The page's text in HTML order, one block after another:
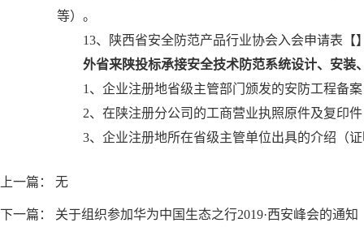
等）。
13、陕西省安全防范产品行业协会入会申请表【
外省来陕投标承接安全技术防范系统设计、安
1、企业注册地省级主管部门颁发的安防工程备
2、在陕注册分公司的工商营业执照原件及复印
3、企业注册地所在省级主管单位出具的介绍（
上一篇： 无
下一篇： 关于组织参加华为中国生态之行2019·西安峰会的通知